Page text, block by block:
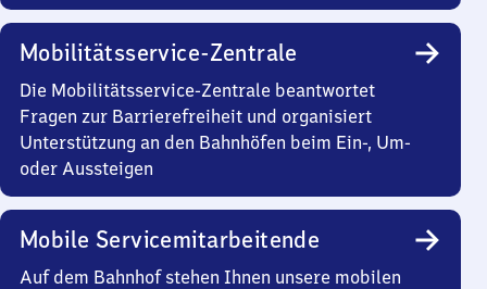
Mobilitätsservice-Zentrale
Die Mobilitätsservice-Zentrale beantwortet
Fragen zur Barrierefreiheit und organisiert
Unterstützung an den Bahnhöfen beim Ein-, Um-
oder Aussteigen
Mobile Servicemitarbeitende
Auf dem Bahnhof stehen Ihnen unsere mobilen